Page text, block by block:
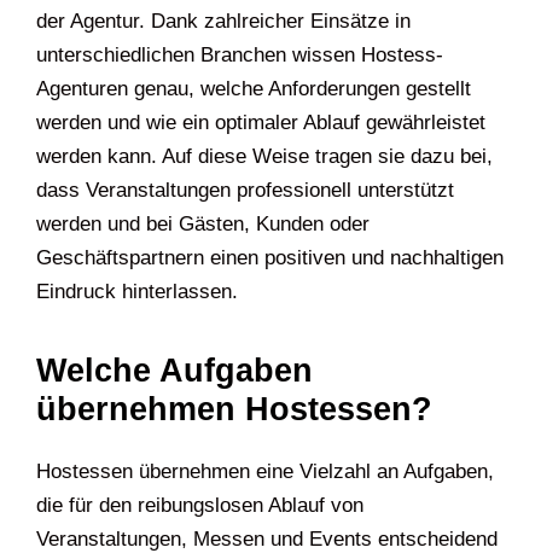
der Agentur. Dank zahlreicher Einsätze in
unterschiedlichen Branchen wissen Hostess-
Agenturen genau, welche Anforderungen gestellt
werden und wie ein optimaler Ablauf gewährleistet
werden kann. Auf diese Weise tragen sie dazu bei,
dass Veranstaltungen professionell unterstützt
werden und bei Gästen, Kunden oder
Geschäftspartnern einen positiven und nachhaltigen
Eindruck hinterlassen.
Welche Aufgaben
übernehmen Hostessen?
Hostessen übernehmen eine Vielzahl an Aufgaben,
die für den reibungslosen Ablauf von
Veranstaltungen, Messen und Events entscheidend